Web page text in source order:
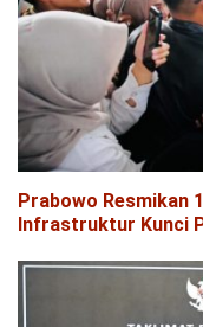
Prabowo Resmikan
Infrastruktur Kunci